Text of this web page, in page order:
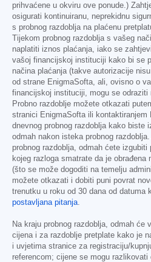
prihvaćene u okviru ove ponude.)
osigurati kontinuiranu, neprekidnu
s probnog razdoblja na plaćenu
Tijekom probnog razdoblja s vašeg
naplatiti iznos plaćanja, iako se
vašoj financijskoj instituciji kako bi se
načina plaćanja (takve autorizacije
od strane EnigmaSofta, ali, ovisno o
financijskoj instituciji, mogu se odraziti
Probno razdoblje možete otkazati
stranici EnigmaSofta ili kontaktiranjem
dnevnog probnog razdoblja kako biste
odmah nakon isteka probnog
probnog razdoblja, odmah ćete
kojeg razloga smatrate da je
(što se može dogoditi na temelju
možete otkazati i dobiti puni povrat
trenutku u roku od 30 dana od datuma
postavljana pitanja.
Na kraju probnog razdoblja, odmah će
cijena i za razdoblje pretplate kako je
i uvjetima stranice za registraciju/
referencom; cijene se mogu